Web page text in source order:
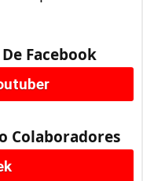
Facebook
Colaboradores